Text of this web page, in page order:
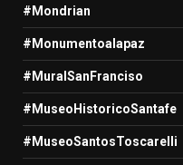
#Mondrian
#Monumentoalapaz
#MuralSanFranciso
#MuseoHistoricoSantafe
#MuseoSantosToscarelli